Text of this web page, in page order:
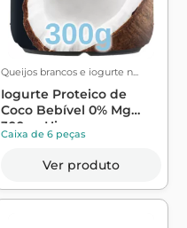
Queijos brancos e iogurte n...
Iogurte Proteico de
Coco Bebível 0% Mg
300g - Hipro
Caixa de 6 peças
Ver produto